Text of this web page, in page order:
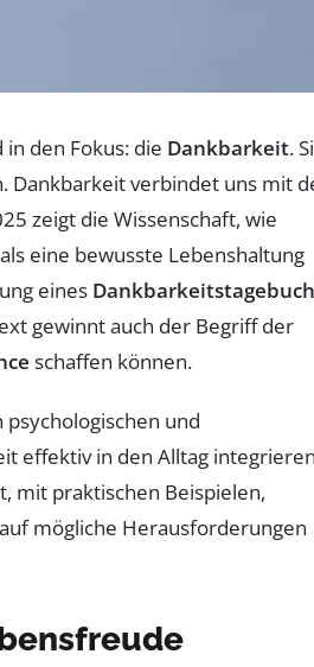
den Fokus: die Dankbarkeit.
Dankbarkeit verbindet uns mit
zeigt die Wissenschaft, wie
eine bewusste Lebenshaltung
eines
gewinnt auch der Begriff der
schaffen können.
und
effektiv in den Alltag
mit praktischen Beispielen,
mögliche Herausforderungen